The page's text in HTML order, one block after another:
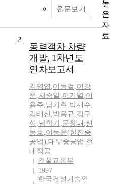
출력
원문보기
2
동력객차 차량
개발, 1차년도
연차보고서
김영엽 ,이동걸 ,이강
운,서승일 ,이기열 ,이
용주,남기현 ,박재수,
김태신 ,박용규,김구
식 ,남학기 ,문창대 ,신
동호,이동윤(한진중
공업),대우중공업 ,현
대정공
건설교통부
1997
한국건설기술연
높
은
자
료